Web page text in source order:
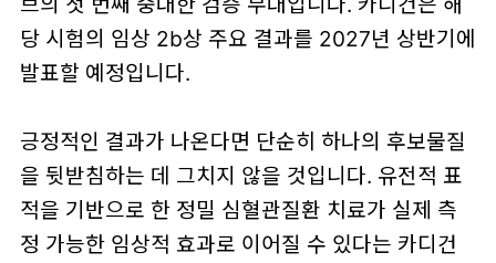
당 시험의 임상 2b상 주요 결과를 2027년 상반기에
발표할 예정입니다.
긍정적인 결과가 나온다면 단순히 하나의 후보물질
을 뒷받침하는 데 그치지 않을 것입니다. 유전적 표
적을 기반으로 한 정밀 심혈관질환 치료가 실제 측
정 가능한 임상적 효과로 이어질 수 있다는 카디건